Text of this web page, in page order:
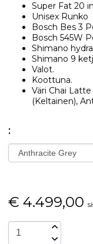
Super Fat 20
Unisex Runko
Bosch Bes 3
Bosch 545W
Shimano
Shimano 9
Valot.
Koottuna.
Väri Chai
(Keltainen),
:
€ 4.499,00